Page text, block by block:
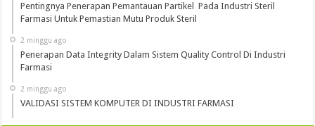
Pentingnya Penerapan Pemantauan Partikel Pada Industri Steril
Farmasi Untuk Pemastian Mutu Produk Steril
2 minggu ago
Penerapan Data Integrity Dalam Sistem Quality Control Di Industri
Farmasi
2 minggu ago
VALIDASI SISTEM KOMPUTER DI INDUSTRI FARMASI